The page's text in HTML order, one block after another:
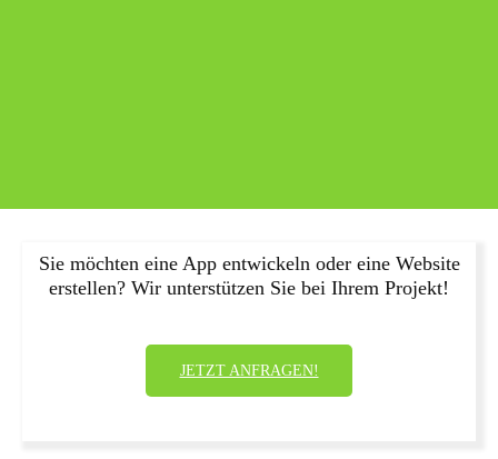
Sie möchten eine App entwickeln oder eine Website
erstellen? Wir unterstützen Sie bei Ihrem Projekt!
JETZT ANFRAGEN!